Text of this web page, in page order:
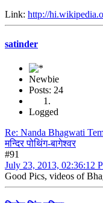
Link: http://
satinder
Newbie
Posts: 24
Logged
Re: Nanda Bhagwati
मन्दिर पोथिंग-बागेश्वर
#91
July 23, 2013, 02:36:12
Good Pics, videos of